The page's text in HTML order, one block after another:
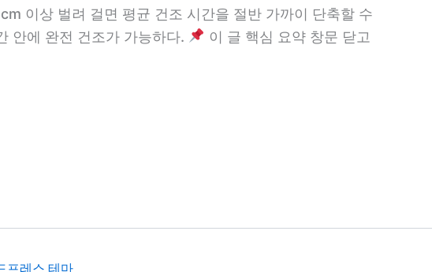
이상 벌려 걸면 평균 건조 시간을 절반 가까이 단축할 수
안에 완전 건조가 가능하다.
이 글 핵심 요약 창문 닫고
프레스 테마